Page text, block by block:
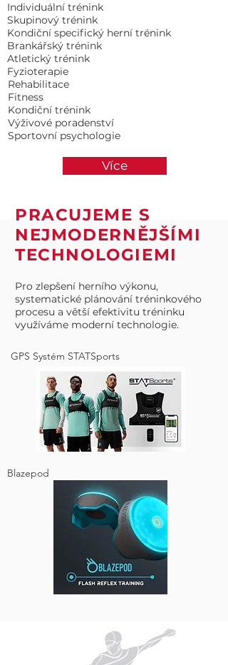
Individuální trénink
Skupinový trénink
Kondiční specifický herní trénink
Brankářský trénink
Atletický trénink
Fyzioterapie
Rehabilitace
Fitness
Kondiční trénink
Výživové poradenství
Sportovní psychologie
Více
PRACUJEME S
NEJMODERN ĚJŠÍ MI
TECHNOLOGIEMI
Pro zlepšení herního výkonu,
systematické plánování tréninkového
procesu a větší efektivitu tréninku
využíváme moderní technologie.
GPS Systém STATSports
Blazepod